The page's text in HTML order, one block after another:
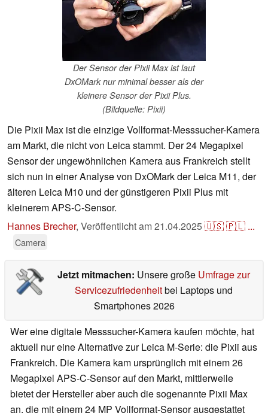
Der Sensor der Pixii Max ist laut
DxOMark nur minimal besser als der
kleinere Sensor der Pixii Plus.
(Bildquelle: Pixii)
Die Pixii Max ist die einzige Vollformat-Messsucher-Kamera
am Markt, die nicht von Leica stammt. Der 24 Megapixel
Sensor der ungewöhnlichen Kamera aus Frankreich stellt
sich nun in einer Analyse von DxOMark der Leica M11, der
älteren Leica M10 und der günstigeren Pixii Plus mit
kleinerem APS-C-Sensor.
Hannes Brecher, Veröffentlicht am21.04.2025🇺🇸🇵🇱 ...
Camera
Jetzt mitmachen: Unsere große Umfrage zur
Servicezufriedenheitbei Laptops und
Smartphones 2026
Wer eine digitale Messsucher-Kamera kaufen möchte, hat
aktuell nur eine Alternative zur Leica M-Serie: die Pixii aus
Frankreich. Die Kamera kam ursprünglich mit einem 26
Megapixel APS-C-Sensor auf den Markt, mittlerweile
bietet der Hersteller aber auch die sogenannte Pixii Max
an, die mit einem 24 MP Vollformat-Sensor ausgestattet